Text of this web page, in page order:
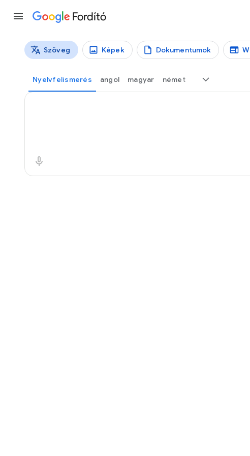
Fordító
Fordítás típusai
Szöveg Képek Dokumentumok
Nyelvfelismerés angol magyar német
Forrásszöveg